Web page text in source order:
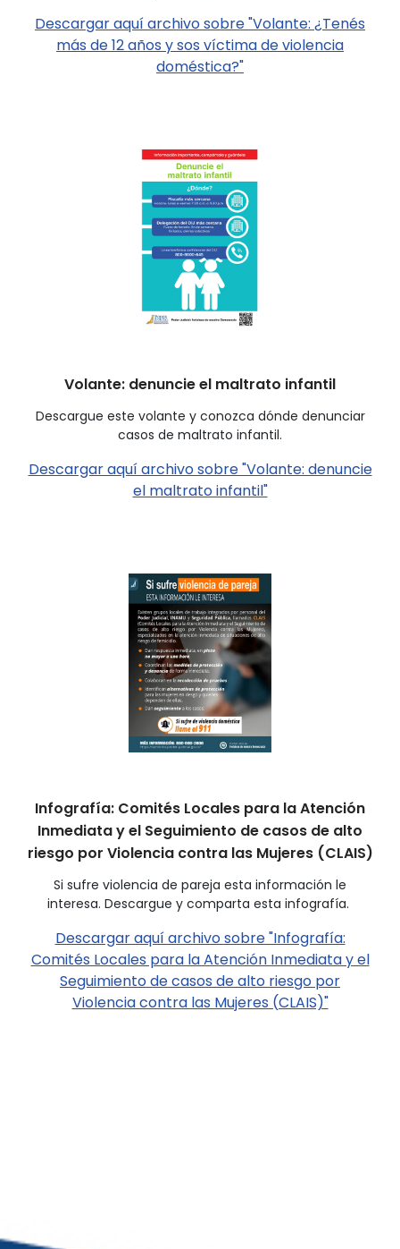
Descargar aquí archivo sobre "Volante: ¿Tenés
más de 12 años y sos víctima de violencia
doméstica?"
Volante: denuncie el maltrato infantil
Descargue este volante y conozca dónde denunciar
casos de maltrato infantil.
Descargar aquí archivo sobre "Volante: denuncie
el maltrato infantil"
Infografía: Comités Locales para la Atención
Inmediata y el Seguimiento de casos de alto
riesgo por Violencia contra las Mujeres (CLAIS)
Si sufre violencia de pareja esta información le
interesa. Descargue y comparta esta infografía.
Descargar aquí archivo sobre "Infografía:
Comités Locales para la Atención Inmediata y el
Seguimiento de casos de alto riesgo por
Violencia contra las Mujeres (CLAIS)"